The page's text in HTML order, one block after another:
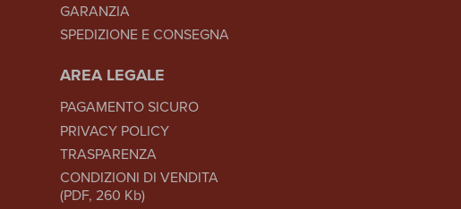
GARANZIA
SPEDIZIONE E CONSEGNA
AREA LEGALE
PAGAMENTO SICURO
PRIVACY POLICY
TRASPARENZA
CONDIZIONI DI VENDITA
(PDF, 260 Kb)